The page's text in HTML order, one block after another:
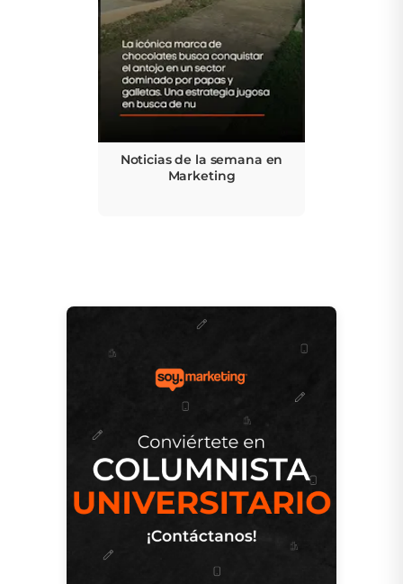
Noticias de la semana en
Marketing